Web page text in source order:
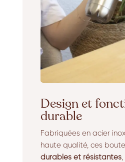
Design et
durable
Fabriquées en acier
haute qualité, ces
durables et résistantes,